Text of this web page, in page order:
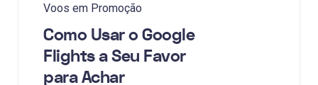
Voos em Promoção
Como Usar o Google
Flights a Seu Favor
para Achar